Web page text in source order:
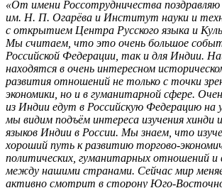
«От имени Россотрудничества
им. Н. П. Огарёва и Институт науки и
c открытием Центра Русского языка и
Мы считаем, что это очень большое
Российской Федерации, так и для Индии.
находятся в очень интересном
развития отношений не только с точки
экономики, но и в гуманитарной сфере.
из Индии едут в Российскую Федерацию на
мы видим подъём интереса изучения хинди
языков Индии в России. Мы знаем, что
хороший путь к развитию торгово-
политических, гуманитарных отношений и
между нашими странами. Сейчас мир
активно смотрит в сторону Юго-